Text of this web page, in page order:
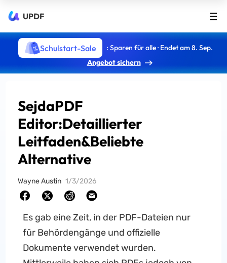
UPDF
Schulstart-Sale
: Sparen für alle · Endet am 8. Sep.
Angebot sichern
SejdaPDF
Editor:Detaillierter
Leitfaden&Beliebte
Alternative
Wayne Austin 1/3/2026
Es gab eine Zeit, in der PDF-Dateien nur
für Behördengänge und offizielle
Dokumente verwendet wurden.